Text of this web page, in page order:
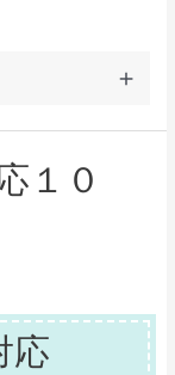
１０
応